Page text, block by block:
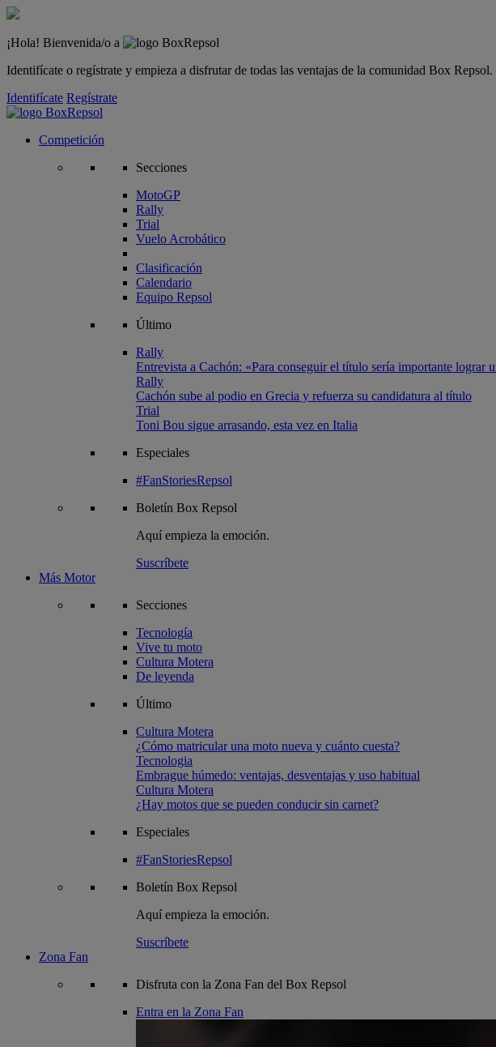
¡Hola! Bienvenida/o a
Identifícate o regístrate y empieza a disfrutar de todas las ventajas de la comunidad Box Repsol.
Identifícate Regístrate
Competición
Secciones
MotoGP
Rally
Trial
Vuelo Acrobático
Clasificación
Calendario
Equipo Repsol
Último
Rally
Entrevista a Cachón: «Para conseguir el título sería importante lograr
Rally
Cachón sube al podio en Grecia y refuerza su candidatura al título
Trial
Toni Bou sigue arrasando, esta vez en Italia
Especiales
#FanStoriesRepsol
Boletín Box Repsol
Aquí empieza la emoción.
Suscríbete
Más Motor
Secciones
Tecnología
Vive tu moto
Cultura Motera
De leyenda
Último
Cultura Motera
¿Cómo matricular una moto nueva y cuánto cuesta?
Tecnologia
Embrague húmedo: ventajas, desventajas y uso habitual
Cultura Motera
¿Hay motos que se pueden conducir sin carnet?
Especiales
#FanStoriesRepsol
Boletín Box Repsol
Aquí empieza la emoción.
Suscríbete
Zona Fan
Disfruta con la Zona Fan del Box Repsol
Entra en la Zona Fan